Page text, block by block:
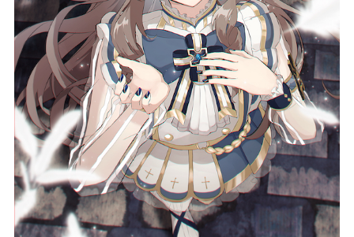
ぶいコミュ！by muevo
ぶいマガ！ by muevo
Follow us
Official SNS